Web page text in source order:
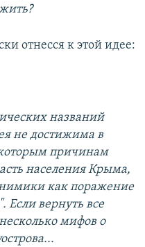
отнесся к этой идее:
названий
не достижима в
причинам
населения Крыма,
как поражение
Если вернуть все
мифов о